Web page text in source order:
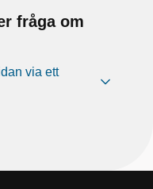
fråga om
via ett